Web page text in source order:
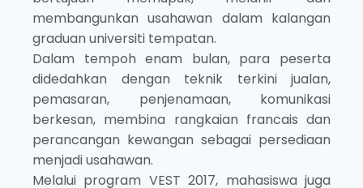
membangunkan usahawan dalam kalangan
graduan universiti tempatan.
Dalam tempoh enam bulan, para peserta
didedahkan dengan teknik terkini jualan,
pemasaran, penjenamaan, komunikasi
berkesan, membina rangkaian francais dan
perancangan kewangan sebagai persediaan
menjadi usahawan.
Melalui program VEST 2017, mahasiswa juga